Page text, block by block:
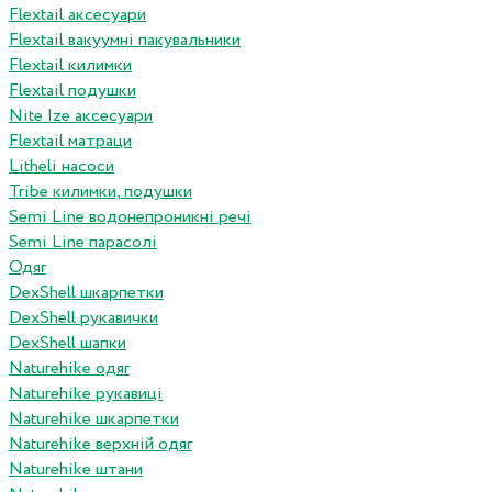
Flextail аксесуари
Flextail вакуумні пакувальники
Flextail килимки
Flextail подушки
Nite Ize аксесуари
Flextail матраци
Litheli насоси
Tribe килимки, подушки
Semi Line водонепроникні речі
Semi Line парасолі
Одяг
DexShell шкарпетки
DexShell рукавички
DexShell шапки
Naturehike одяг
Naturehike рукавиці
Naturehike шкарпетки
Naturehike верхній одяг
Naturehike штани